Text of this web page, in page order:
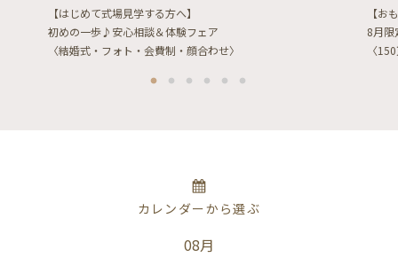
【はじめて式場見学する方へ】
初めの一歩♪安心相談＆体験フェア
〈結婚式・フォト・会費制・顔合わせ〉
【お
8月限
〈
カレンダーから選ぶ
08月